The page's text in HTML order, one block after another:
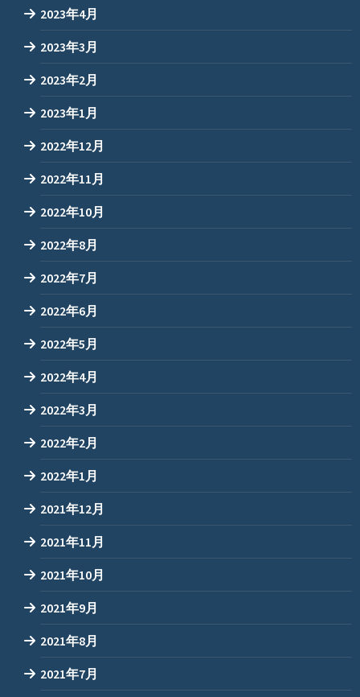
2023年4月
2023年3月
2023年2月
2023年1月
2022年12月
2022年11月
2022年10月
2022年8月
2022年7月
2022年6月
2022年5月
2022年4月
2022年3月
2022年2月
2022年1月
2021年12月
2021年11月
2021年10月
2021年9月
2021年8月
2021年7月